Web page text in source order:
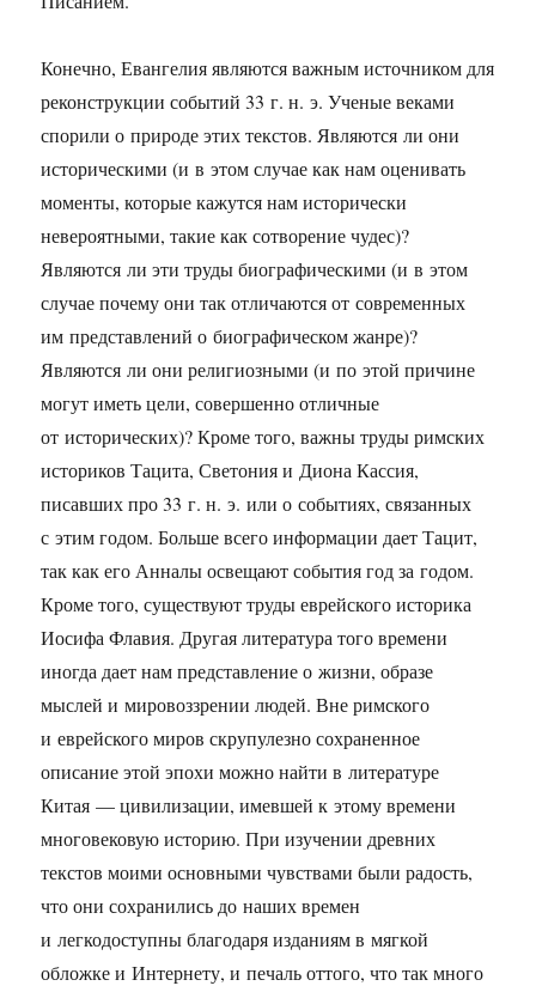
Конечно, Евангелия являются важным источником для
реконструкции событий 33 г. н. э. Ученые веками
спорили о природе этих текстов. Являются ли они
историческими (и в этом случае как нам оценивать
моменты, которые кажутся нам исторически
невероятными, такие как сотворение чудес)?
Являются ли эти труды биографическими (и в этом
случае почему они так отличаются от современных
им представлений о биографическом жанре)?
Являются ли они религиозными (и по этой причине
могут иметь цели, совершенно отличные
от исторических)? Кроме того, важны труды римских
историков Тацита, Светония и Диона Кассия,
писавших про 33 г. н. э. или о событиях, связанных
с этим годом. Больше всего информации дает Тацит,
так как его Анналы освещают события год за годом.
Кроме того, существуют труды еврейского историка
Иосифа Флавия. Другая литература того времени
иногда дает нам представление о жизни, образе
мыслей и мировоззрении людей. Вне римского
и еврейского миров скрупулезно сохраненное
описание этой эпохи можно найти в литературе
Китая — цивилизации, имевшей к этому времени
многовековую историю. При изучении древних
текстов моими основными чувствами были радость,
что они сохранились до наших времен
и легкодоступны благодаря изданиям в мягкой
обложке и Интернету, и печаль оттого, что так много